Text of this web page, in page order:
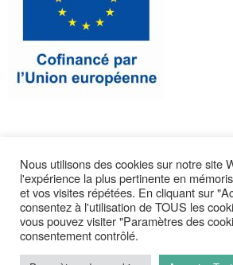
CONTACTEZ-NOUS
Nous utilisons des cookies sur notre site
l'expérience la plus pertinente en
et vos visites répétées. En cliquant sur
consentez à l'utilisation de TOUS les
vous pouvez visiter "Paramètres des
consentement contrôlé.